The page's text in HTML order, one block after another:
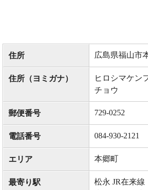
住所 広島県福山市
住所（ヨミガナ）
ヒロシマケン
チョウ
郵便番号 729-0252
電話番号 084-930-2121
エリア 本郷町
最寄り駅
松永 JR在来線